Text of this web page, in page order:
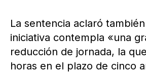
La sentencia aclaró
iniciativa contempla «una
reducción de jornada, la
horas en el plazo de cinco